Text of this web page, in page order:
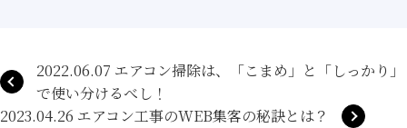
2022.06.07 エアコン掃除は、「こまめ」と「しっかり」
で使い分けるべし！
2023.04.26 エアコン工事のWEB集客の秘訣とは？